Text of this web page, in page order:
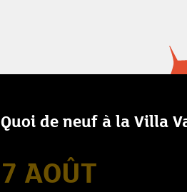
Quoi de neuf à la Villa
7 AOÛT